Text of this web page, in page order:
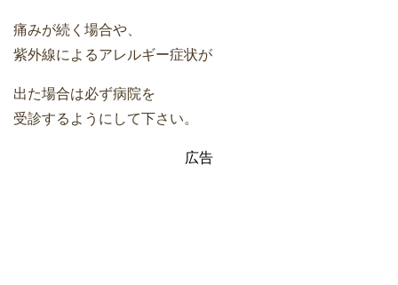
痛みが続く場合や、
紫外線によるアレルギー症状が
出た場合は必ず病院を
受診するようにして下さい。
広告